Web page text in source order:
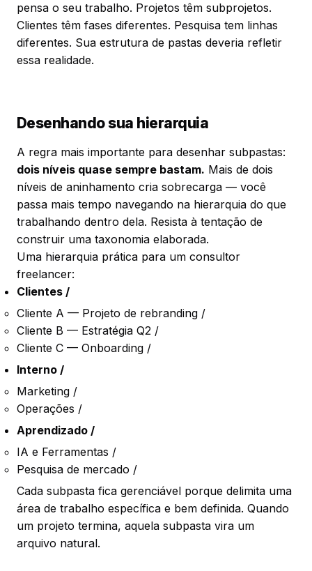
pensa o seu trabalho. Projetos têm subprojetos.
Clientes têm fases diferentes. Pesquisa tem linhas
diferentes. Sua estrutura de pastas deveria refletir
essa realidade.
Desenhando sua hierarquia
A regra mais importante para desenhar subpastas:
dois níveis quase sempre bastam. Mais de dois
níveis de aninhamento cria sobrecarga — você
passa mais tempo navegando na hierarquia do que
trabalhando dentro dela. Resista à tentação de
construir uma taxonomia elaborada.
Uma hierarquia prática para um consultor
freelancer:
Clientes /
Cliente A — Projeto de rebranding /
Cliente B — Estratégia Q2 /
Cliente C — Onboarding /
Interno /
Marketing /
Operações /
Aprendizado /
IA e Ferramentas /
Pesquisa de mercado /
Cada subpasta fica gerenciável porque delimita uma
área de trabalho específica e bem definida. Quando
um projeto termina, aquela subpasta vira um
arquivo natural.